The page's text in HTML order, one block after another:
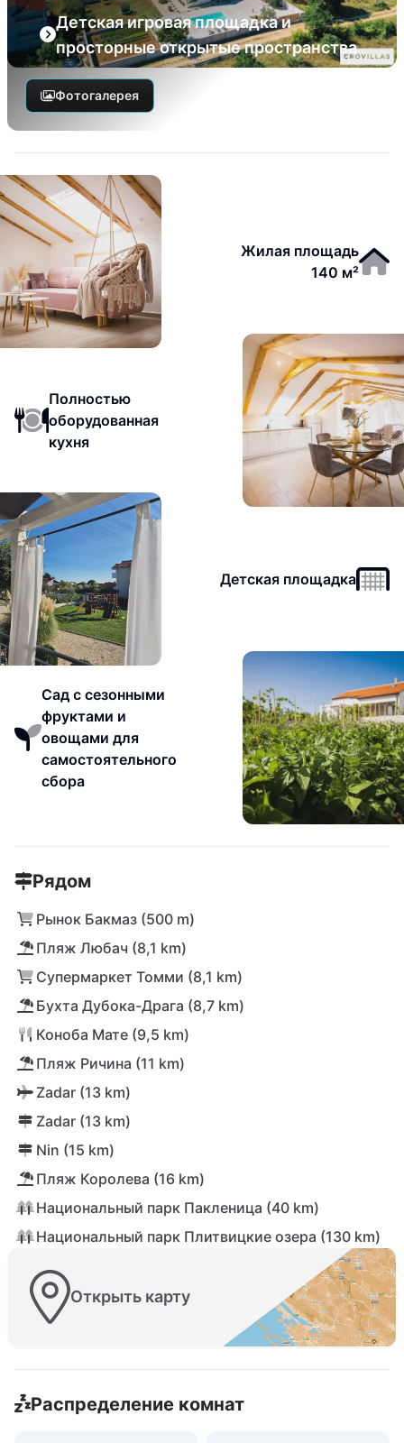
Детская игровая площадка и
просторные открытые пространства
Фотогалерея
Жилая площадь
140 м²
Полностью
оборудованная
кухня
Детская площадка
Сад с сезонными
фруктами и
овощами для
самостоятельного
сбора
Рядом
Рынок Бакмаз (500 m)
Пляж Любач (8,1 km)
Супермаркет Томми (8,1 km)
Бухта Дубока-Драга (8,7 km)
Коноба Мате (9,5 km)
Пляж Ричина (11 km)
Zadar (13 km)
Zadar (13 km)
Nin (15 km)
Пляж Королева (16 km)
Национальный парк Пакленица (40 km)
Национальный парк Плитвицкие озера (130 km)
Открыть карту
Распределение комнат